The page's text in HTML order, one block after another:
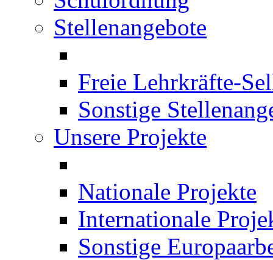
Stellenangebote
Freie Lehrkräfte-
Sonstige
Unsere Projekte
Nationale Projekte
Internationale
Sonstige